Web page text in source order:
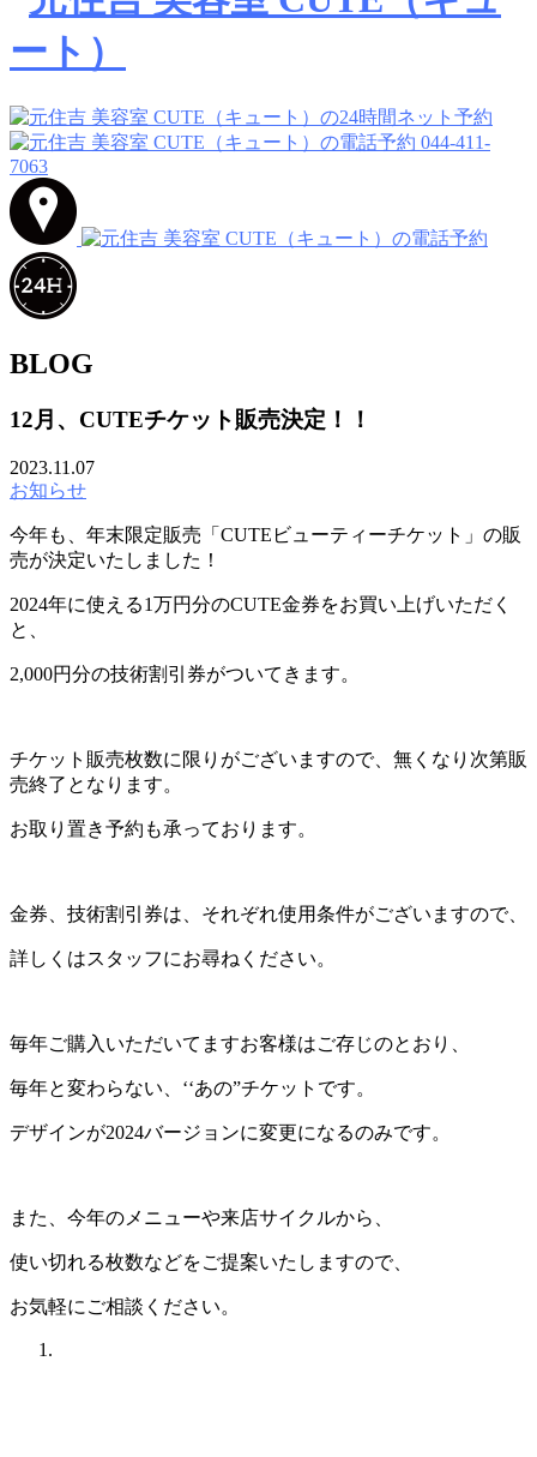
044-411-
7063
BLOG
12月、CUTEチケット販売決定！！
2023.11.07
お知らせ
今年も、年末限定販売「CUTEビューティーチケット」の販
売が決定いたしました！
2024年に使える1万円分のCUTE金券をお買い上げいただく
と、
2,000円分の技術割引券がついてきます。
チケット販売枚数に限りがございますので、無くなり次第販
売終了となります。
お取り置き予約も承っております。
金券、技術割引券は、それぞれ使用条件がございますので、
詳しくはスタッフにお尋ねください。
毎年ご購入いただいてますお客様はご存じのとおり、
毎年と変わらない、‘‘あの”チケットです。
デザインが2024バージョンに変更になるのみです。
また、今年のメニューや来店サイクルから、
使い切れる枚数などをご提案いたしますので、
お気軽にご相談ください。